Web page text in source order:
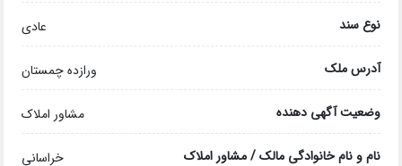
نوع سند عادی
آدرس ملک ورازده چمستان
وضعیت آگهی دهنده مشاور املاک
نام و نام خانوادگی مالک / مشاور املاک خراسانی